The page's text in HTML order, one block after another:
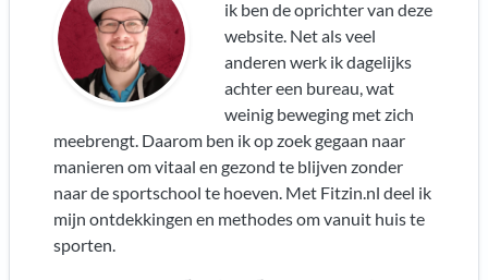
ik ben de oprichter van deze
website. Net als veel
anderen werk ik dagelijks
achter een bureau, wat
weinig beweging met zich
meebrengt. Daarom ben ik op zoek gegaan naar
manieren om vitaal en gezond te blijven zonder
naar de sportschool te hoeven. Met Fitzin.nl deel ik
mijn ontdekkingen en methodes om vanuit huis te
sporten.